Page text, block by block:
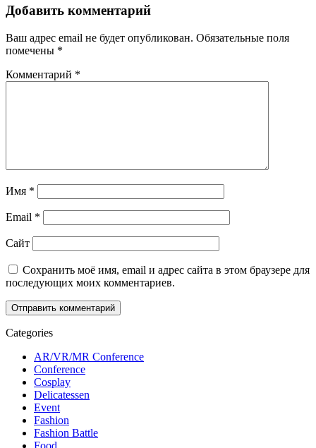
Добавить комментарий
Ваш адрес email не будет опубликован. Обязательные поля
помечены *
Комментарий *
Имя *
Email *
Сайт
Сохранить моё имя, email и адрес сайта в этом браузере для
последующих моих комментариев.
Categories
AR/VR/MR Conference
Conference
Cosplay
Delicatessen
Event
Fashion
Fashion Battle
Food